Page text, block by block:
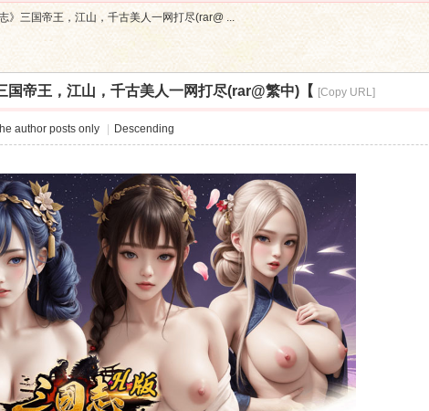
》三国帝王，江山，千古美人一网打尽(rar@ ...
国帝王，江山，千古美人一网打尽(rar@繁中)【 [Copy URL]
author posts only Descending